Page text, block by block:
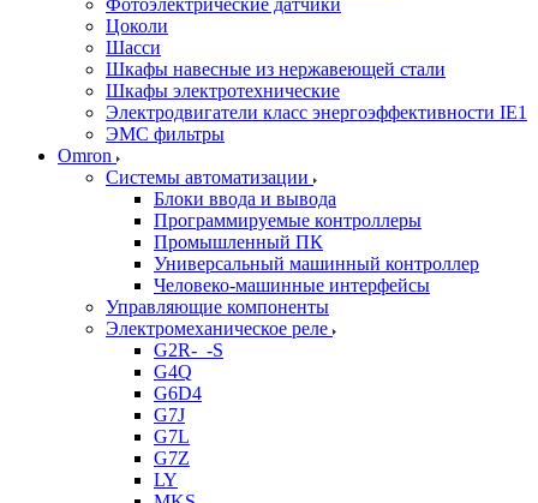
Фотоэлектрические датчики
Цоколи
Шасси
Шкафы навесные из нержавеющей стали
Шкафы электротехнические
Электродвигатели класс энергоэффективности IE1
ЭМС фильтры
Omron
Системы автоматизации
Блоки ввода и вывода
Программируемые контроллеры
Промышленный ПК
Универсальный машинный контроллер
Человеко-машинные интерфейсы
Управляющие компоненты
Электромеханическое реле
G2R-_-S
G4Q
G6D4
G7J
G7L
G7Z
LY